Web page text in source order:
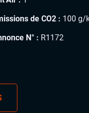
de CO2 : 100 g/
N° : R1172